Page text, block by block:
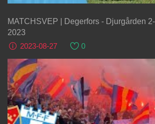
MATCHSVEP | Degerfors - Djurgården
2023
2023-08-27
0